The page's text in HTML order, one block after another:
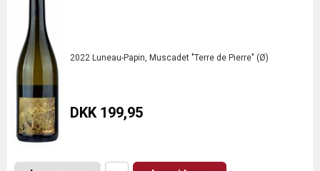
2022 Luneau-Papin, Muscadet "Terre de Pierre" (Ø)
DKK 199,95